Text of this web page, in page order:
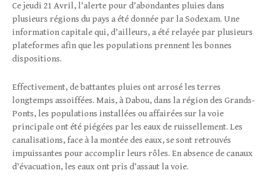
Ce jeudi 21 Avril, l’alerte pour d’abondantes pluies dans
plusieurs régions du pays a été donnée par la Sodexam. Une
information capitale qui, d’ailleurs, a été relayée par plusieurs
plateformes afin que les populations prennent les bonnes
dispositions.
Effectivement, de battantes pluies ont arrosé les terres
longtemps assoiffées. Mais, à Dabou, dans la région des Grands-
Ponts, les populations installées ou affairées sur la voie
principale ont été piégées par les eaux de ruissellement. Les
canalisations, face à la montée des eaux, se sont retrouvés
impuissantes pour accomplir leurs rôles. En absence de canaux
d’évacuation, les eaux ont pris d’assaut la voie.